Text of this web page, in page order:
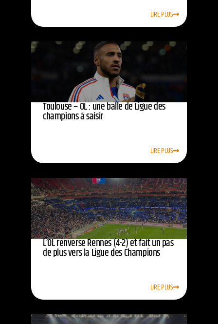
LIRE PLUS
Toulouse – OL : une balle de Ligue des
champions à saisir
LIRE PLUS
L’OL renverse Rennes (4-2) et fait un pas
de plus vers la Ligue des Champions
LIRE PLUS